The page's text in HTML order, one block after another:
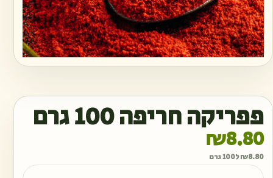
פפריקה חריפה 100 גרם
₪8.80
₪8.80 ל100 גרם